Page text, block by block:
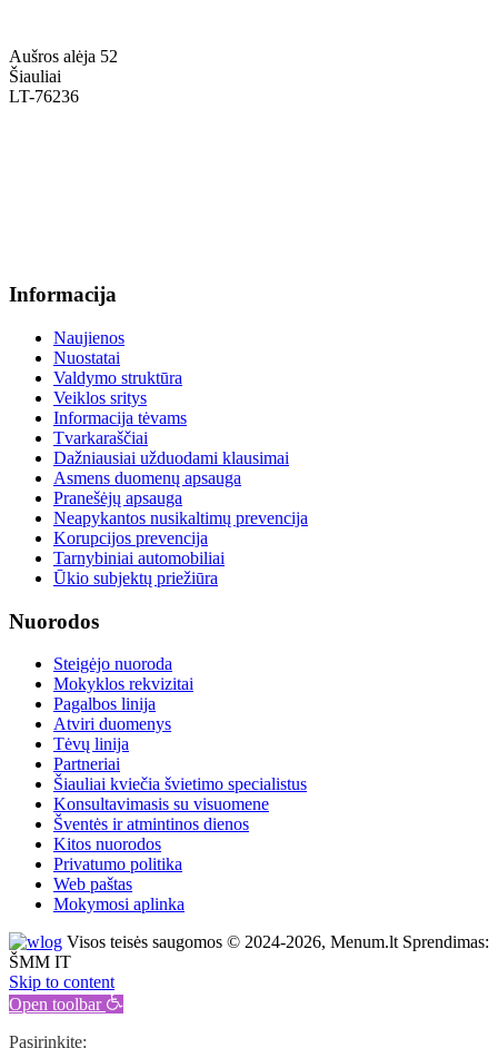
Aušros alėja 52
Šiauliai
LT-76236
Informacija
Naujienos
Nuostatai
Valdymo struktūra
Veiklos sritys
Informacija tėvams
Tvarkaraščiai
Dažniausiai užduodami klausimai
Asmens duomenų apsauga
Pranešėjų apsauga
Neapykantos nusikaltimų prevencija
Korupcijos prevencija
Tarnybiniai automobiliai
Ūkio subjektų priežiūra
Nuorodos
Steigėjo nuoroda
Mokyklos rekvizitai
Pagalbos linija
Atviri duomenys
Tėvų linija
Partneriai
Šiauliai kviečia švietimo specialistus
Konsultavimasis su visuomene
Šventės ir atmintinos dienos
Kitos nuorodos
Privatumo politika
Web paštas
Mokymosi aplinka
Visos teisės saugomos © 2024-2026, Menum.lt Sprendimas:
ŠMM IT
Skip to content
Open toolbar
Pasirinkite: